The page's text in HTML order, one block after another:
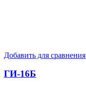
Добавить для сравнения
ГИ-16Б